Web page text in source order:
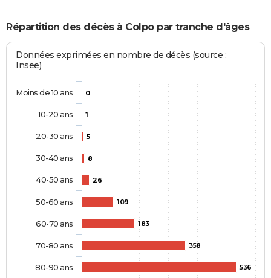
Répartition des décès à Colpo par tranche d'âges
Données exprimées en nombre de décès (source :
Insee)
0
1
5
8
26
109
183
358
536
Moins de 10 ans
10-20 ans
20-30 ans
30-40 ans
40-50 ans
50-60 ans
60-70 ans
70-80 ans
80-90 ans